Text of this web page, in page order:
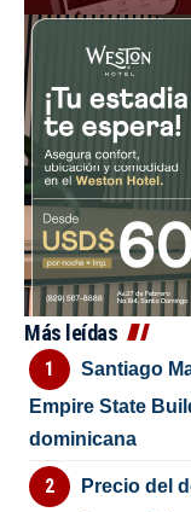
Más leídas
Santiago
Empire State
dominicana
Precio del